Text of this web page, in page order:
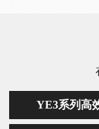
YE3系列高